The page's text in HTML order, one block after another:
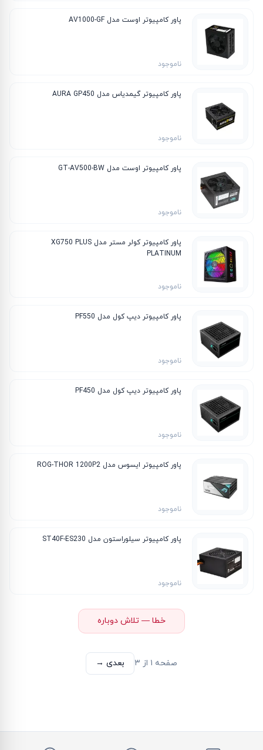
پاور کامپیوتر اوست مدل AV1000-GF
ناموجود
پاور کامپیوتر گیمدیاس مدل AURA GP450
ناموجود
پاور کامپیوتر اوست مدل GT-AV500-BW
ناموجود
پاور کامپیوتر کولر مستر مدل XG750 PLUS
PLATINUM
ناموجود
پاور کامپیوتر دیپ کول مدل PF550
ناموجود
پاور کامپیوتر دیپ کول مدل PF450
ناموجود
پاور کامپیوتر ایسوس مدل ROG-THOR 1200P2
ناموجود
پاور کامپیوتر سیلوراستون مدل ST40F-ES230
ناموجود
خطا — تلاش دوباره
صفحه ۱ از ۳ بعدی →